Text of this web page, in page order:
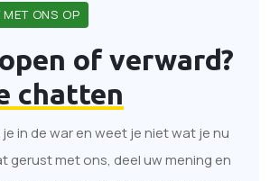
ONS OP
of verward?
chatten
in de war en weet je niet wat je nu
gerust met ons, deel uw mening en